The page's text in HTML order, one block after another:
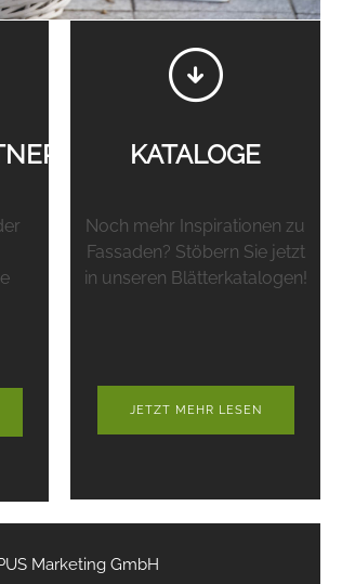
KATALOGE
Noch mehr Inspirationen zu
Fassaden? Stöbern Sie jetzt
in unseren Blätterkatalogen!
JETZT MEHR LESEN
Marketing GmbH